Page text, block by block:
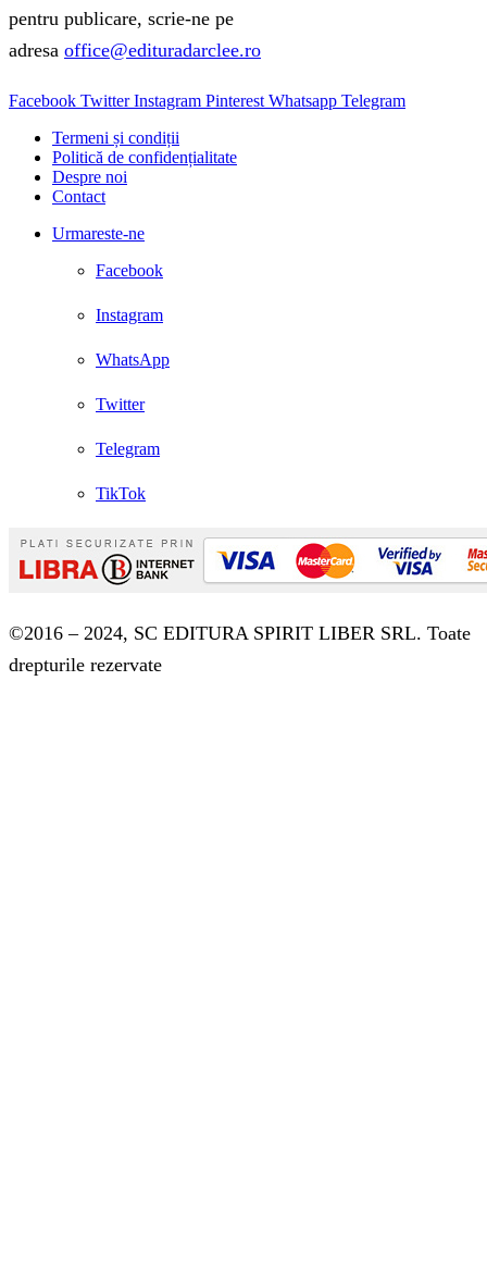
pentru publicare, scrie-ne pe
adresa office@edituradarclee.ro
Facebook Twitter Instagram Pinterest Whatsapp Telegram
Termeni și condiții
Politică de confidențialitate
Despre noi
Contact
Urmareste-ne
Facebook
Instagram
WhatsApp
Twitter
Telegram
TikTok
©2016 – 2024, SC EDITURA SPIRIT LIBER SRL. Toate
drepturile rezervate